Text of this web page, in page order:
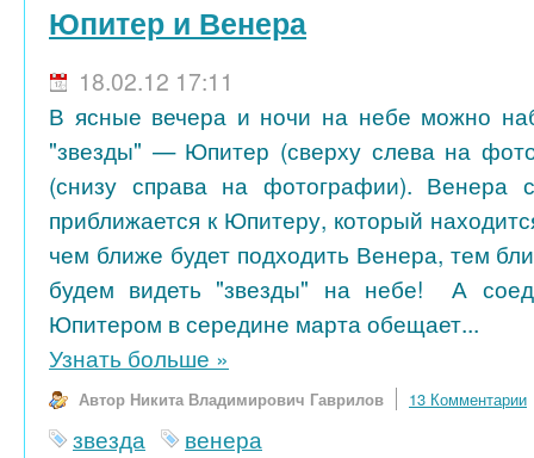
Юпитер и Венера
18.02.12 17:11
В ясные вечера и ночи на небе можно
"звезды" — Юпитер (сверху слева на
(снизу справа на фотографии). Венера
приближается к Юпитеру, который
чем ближе будет подходить Венера, тем
будем видеть "звезды" на небе! А
Юпитером в середине марта обещает...
Узнать больше »
Автор Никита Владимирович Гаврилов 13 Комментарии
звезда венера